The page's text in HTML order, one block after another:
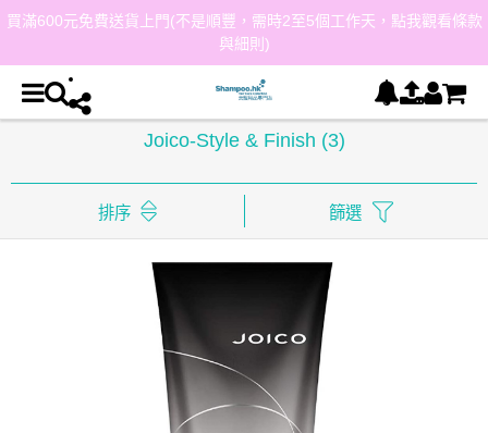
買滿600元免費送貨上門(不是順豐，需時2至5個工作天，點我觀看條款
與細則)
Joico-Style & Finish (3)
排序 篩選